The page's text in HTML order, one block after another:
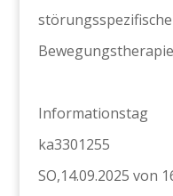
Bewegungstherapie
Informationstag
ka3301255
SO,14.09.2025 von